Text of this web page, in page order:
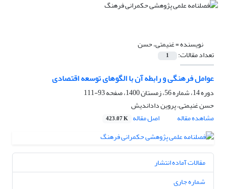
نویسنده =غنیمتی، حسن
تعداد مقالات: 1
عوامل فرهنگی و رابطه آن با الگوهای توسعه اقتصادی
دوره 14، شماره 56، زمستان 1400، صفحه
93-111
حسن غنیمتی، پروین داداندیش
مشاهده مقاله
اصل مقاله 423.07 K
مقالات آماده انتشار
شماره جاری